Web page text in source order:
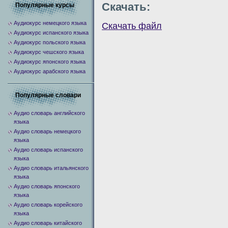
Скачать:
Скачать файл
Популярные курсы
Аудиокурс немецкого языка
Аудиокурс испанского языка
Аудиокурс польского языка
Аудиокурс чешского языка
Аудиокурс японского языка
Аудиокурс арабского языка
Популярные словари
Аудио словарь английского
языка
Аудио словарь немецкого
языка
Аудио словарь испанского
языка
Аудио словарь итальянского
языка
Аудио словарь японского
языка
Аудио словарь корейского
языка
Аудио словарь китайского